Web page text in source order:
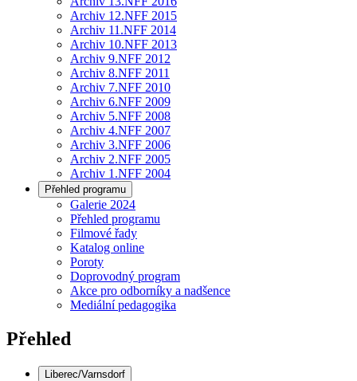
Archiv 12.NFF 2015
Archiv 11.NFF 2014
Archiv 10.NFF 2013
Archiv 9.NFF 2012
Archiv 8.NFF 2011
Archiv 7.NFF 2010
Archiv 6.NFF 2009
Archiv 5.NFF 2008
Archiv 4.NFF 2007
Archiv 3.NFF 2006
Archiv 2.NFF 2005
Archiv 1.NFF 2004
Přehled programu
Galerie 2024
Přehled programu
Filmové řady
Katalog online
Poroty
Doprovodný program
Akce pro odborníky a nadšence
Mediální pedagogika
Přehled
Liberec/Varnsdorf